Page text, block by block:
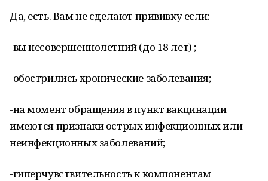
Да, есть. Вам не сделают прививку если:
-вы несовершеннолетний (до 18 лет) ;
-обострились хронические заболевания;
-на момент обращения в пункт вакцинации
имеются признаки острых инфекционных или
неинфекционных заболеваний;
-гиперчувствительность к компонентам